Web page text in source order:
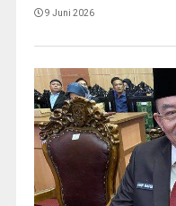
9 Juni 2026